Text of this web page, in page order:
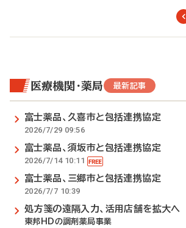
医療機関・薬局 最新記事
富士薬品、久喜市と包括連携協定
2026/7/29 09:56
富士薬品、須坂市と包括連携協定
2026/7/14 10:11
富士薬品、三郷市と包括連携協定
2026/7/7 10:39
処方箋の遠隔入力、活用店舗を拡大へ
東邦HDの調剤薬局事業